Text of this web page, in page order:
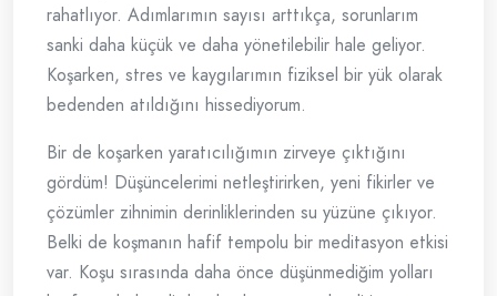
rahatlıyor. Adımlarımın sayısı arttıkça, sorunlarım
sanki daha küçük ve daha yönetilebilir hale geliyor.
Koşarken, stres ve kaygılarımın fiziksel bir yük olarak
bedenden atıldığını hissediyorum.
Bir de koşarken yaratıcılığımın zirveye çıktığını
gördüm! Düşüncelerimi netleştirirken, yeni fikirler ve
çözümler zihnimin derinliklerinden su yüzüne çıkıyor.
Belki de koşmanın hafif tempolu bir meditasyon etkisi
var. Koşu sırasında daha önce düşünmediğim yolları